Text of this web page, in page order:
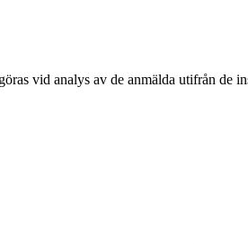
vid analys av de anmälda utifrån de